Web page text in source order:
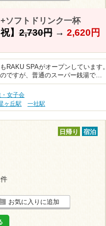
ソフトドリンク一杯
】2,730円→ 2,620円
RAKU SPAがオープンしています。
ですが、普通のスーパー銭湯で…
女子会
ヶ丘駅 一社駅
日帰り 宿泊
お気に入りに追加